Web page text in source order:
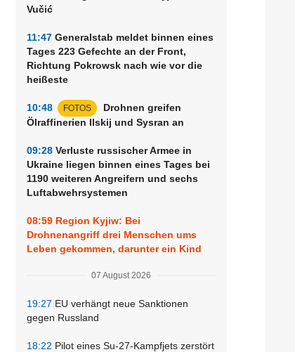
Vučić
11:47 Generalstab meldet binnen eines
Tages 223 Gefechte an der Front,
Richtung Pokrowsk nach wie vor die
heißeste
10:48 FOTOS
Drohnen greifen
Ölraffinerien Ilskij und Sysran an
09:28 Verluste russischer Armee in
Ukraine liegen binnen eines Tages bei
1190 weiteren Angreifern und sechs
Luftabwehrsystemen
08:59 Region Kyjiw: Bei
Drohnenangriff drei Menschen ums
Leben gekommen, darunter ein Kind
07 August 2026
19:27 EU verhängt neue Sanktionen
gegen Russland
18:22 Pilot eines Su-27-Kampfjets zerstört